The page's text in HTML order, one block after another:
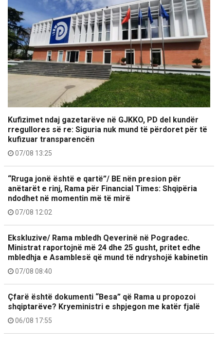
Kufizimet ndaj gazetarëve në GJKKO, PD del kundër
rregullores së re: Siguria nuk mund të përdoret për të
kufizuar transparencën
07/08 13:25
“Rruga jonë është e qartë”/ BE nën presion për
anëtarët e rinj, Rama për Financial Times: Shqipëria
ndodhet në momentin më të mirë
07/08 12:02
Ekskluzive/ Rama mbledh Qeverinë në Pogradec.
Ministrat raportojnë më 24 dhe 25 gusht, pritet edhe
mbledhja e Asamblesë që mund të ndryshojë kabinetin
07/08 08:40
Çfarë është dokumenti “Besa” që Rama u propozoi
shqiptarëve? Kryeministri e shpjegon me katër fjalë
06/08 17:55